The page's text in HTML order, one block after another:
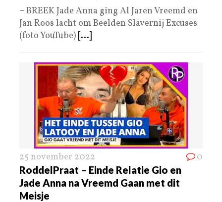
– BREEK Jade Anna ging Al Jaren Vreemd en
Jan Roos lacht om Beelden Slavernij Excuses
(foto YouTube) [...]
25 november 2022 0
RoddelPraat – Einde Relatie Gio en
Jade Anna na Vreemd Gaan met dit
Meisje